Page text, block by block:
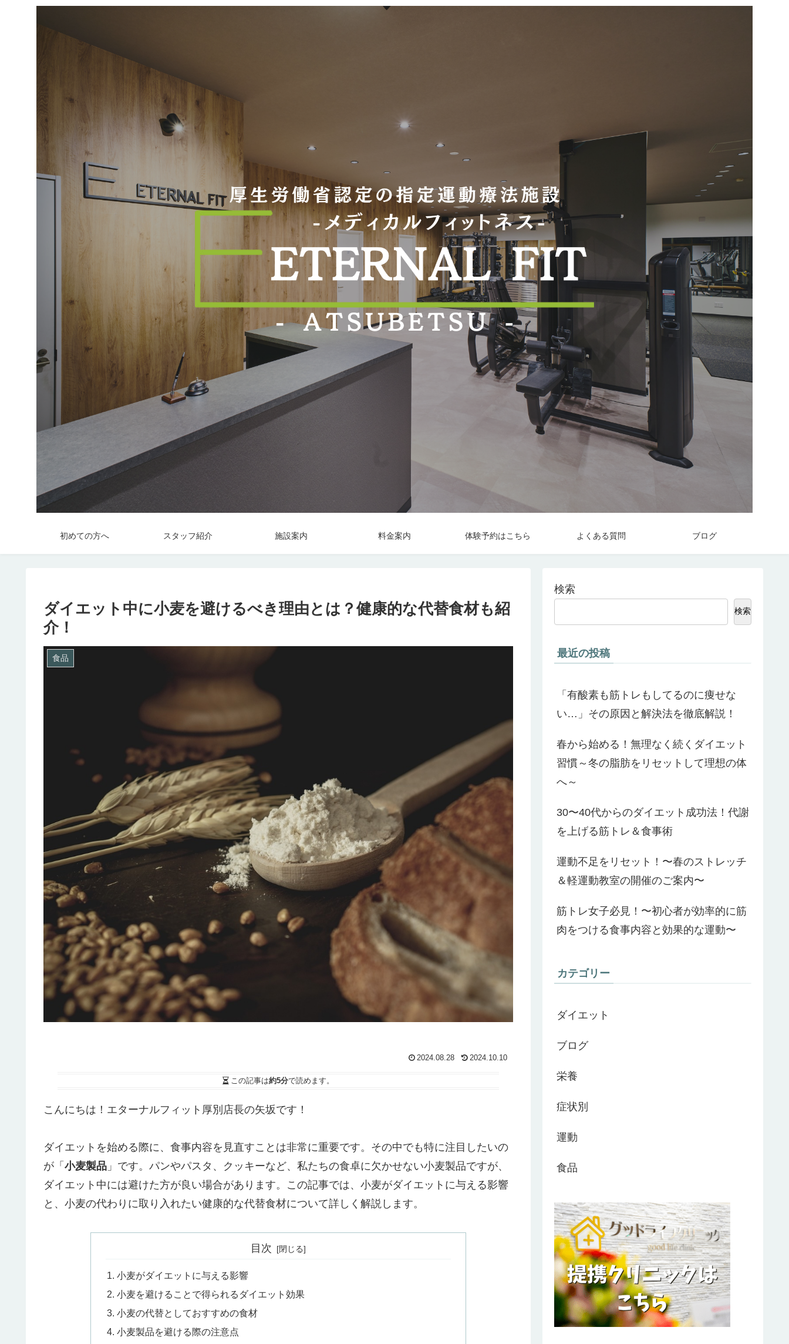
初めての方へ スタッフ紹介 施設案内 料金案内 体験予約はこちら よくある質問 ブログ
ダイエット中に小麦を避けるべき理由とは？健康的な代替食材も紹
介！
食品
2024.08.28 2024.10.10
この記事は約5分で読めます。
こんにちは！エターナルフィット厚別店長の矢坂です！
ダイエットを始める際に、食事内容を見直すことは非常に重要です。その中でも特に注目したいの
が「 小麦製品 」です。パンやパスタ、クッキーなど、私たちの食卓に欠かせない小麦製品ですが、
ダイエット中には避けた方が良い場合があります。この記事では、小麦がダイエットに与える影響
と、小麦の代わりに取り入れたい健康的な代替食材について詳しく解説します。
目次
小麦がダイエットに与える影響
小麦を避けることで得られるダイエット効果
小麦の代替としておすすめの食材
小麦製品を避ける際の注意点
検索
検索
最近の投稿
「有酸素も筋トレもしてるのに痩せな
い…」その原因と解決法を徹底解説！
春から始める！無理なく続くダイエット
習慣～冬の脂肪をリセットして理想の体
へ～
30〜40代からのダイエット成功法！代謝
を上げる筋トレ＆食事術
運動不足をリセット！〜春のストレッチ
＆軽運動教室の開催のご案内〜
筋トレ女子必見！〜初心者が効率的に筋
肉をつける食事内容と効果的な運動〜
カテゴリー
ダイエット
ブログ
栄養
症状別
運動
食品